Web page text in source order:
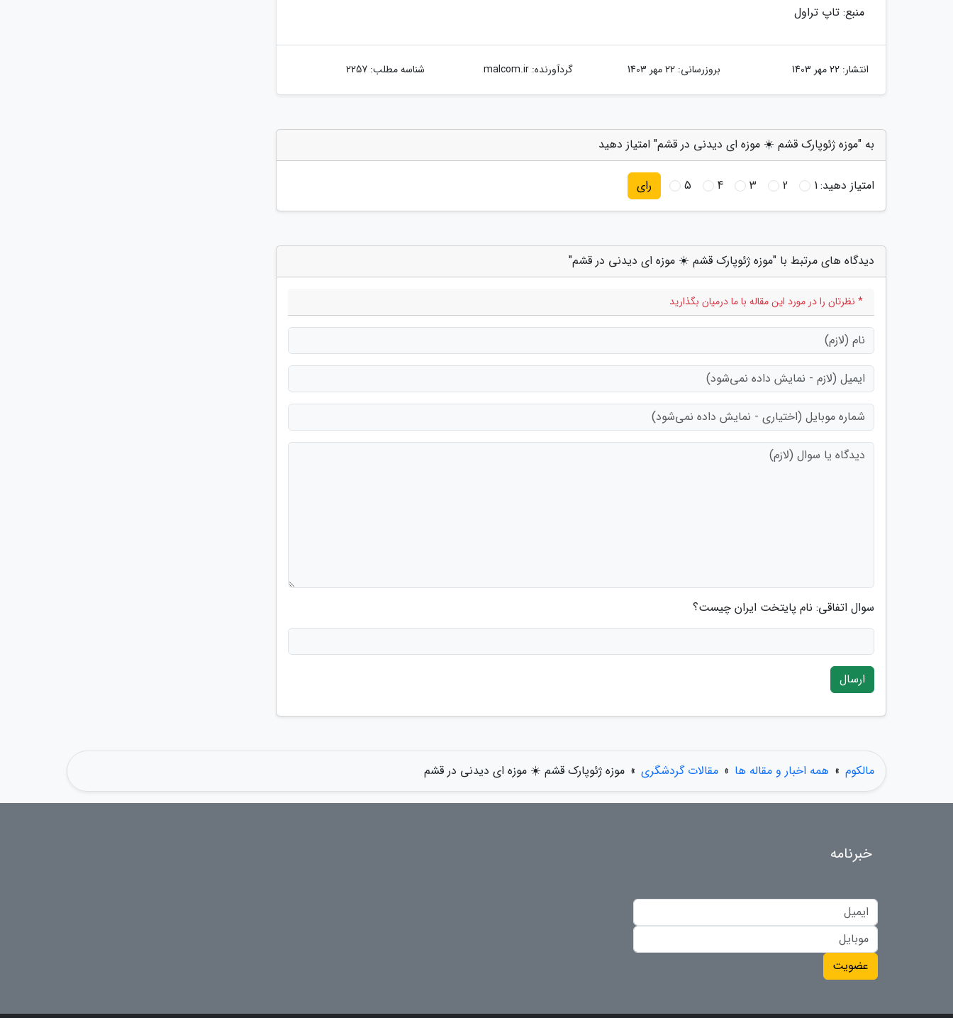
منبع: تاپ تراول
انتشار: 22 مهر 1403 بروزرسانی: 22 مهر 1403 گردآورنده:malcom.ir شناسه مطلب: 2257
به "موزه ژئوپارک قشم ☀️ موزه ای دیدنی در قشم" امتیاز دهید
امتیاز دهید:1
2
3
4
5 رای
دیدگاه های مرتبط با "موزه ژئوپارک قشم ☀️ موزه ای دیدنی در قشم"
* نظرتان را در مورد این مقاله با ما درمیان بگذارید
سوال اتفاقی: نام پایتخت ایران چیست؟
ارسال
مالکوم » همه اخبار و مقاله ها » مقالات گردشگری » موزه ژئوپارک قشم ☀️ موزه ای دیدنی در قشم
خبرنامه
عضویت